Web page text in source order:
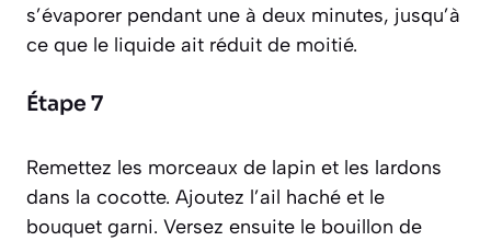
s’évaporer pendant une à deux minutes, jusqu’à
ce que le liquide ait réduit de moitié.
Étape 7
Remettez les morceaux de lapin et les lardons
dans la cocotte. Ajoutez l’ail haché et le
bouquet garni. Versez ensuite le bouillon de